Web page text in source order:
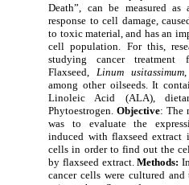
Death”, can be
response to cell damage,
to toxic material, and has
cell population. For this,
studying cancer
Flaxseed,Linum
among other oilseeds. It
Linoleic Acid (ALA),
Phytoestrogen.Objective:
was to evaluate the
induced with flaxseed
cells in order to find out
by flaxseed extract.
cancer cells were cultured